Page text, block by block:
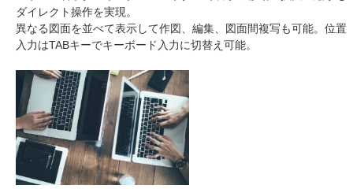
ダイレクト操作を実現。
異なる図面を並べて表示して作図、編集、図面間複写も可能。位置
入力はTABキーでキーボード入力に切替え可能。